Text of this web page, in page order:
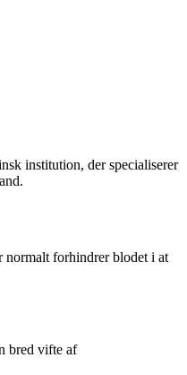
institution, der specialiserer
normalt forhindrer blodet i at
bred vifte af